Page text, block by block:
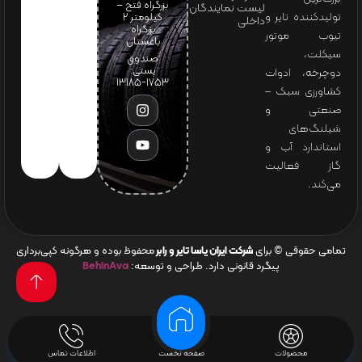
محصولات صفحه نخست اطلاعات تماس
تولیدکننده تایر و
تیوب موتور
سیکلت،
دوچرخه، ادوات
کشاورزی سبک –
صنعتی و
شیلنگ‌های
استاندارد آب و
گاز فعالیت
می‌کند.
لیست نمایندگان
داخلی
بزرگراه فتح –
کیلومتر ۲
بزرگراه
باغستان
صندوق
پستی:
1753-13185
تمامی حقوقی © برای شرکت ایران یاسا تایر و رابرمحفوظ بوده و هرگونه کپی‌برداری
پیگرد قانونی دارد. طراحی و توسعه: BehinAva